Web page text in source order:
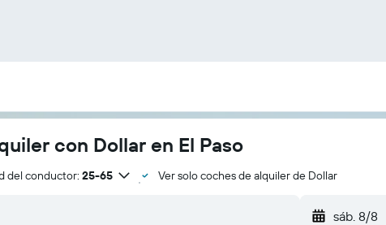
con Dollar en El Paso
del conductor: 25-65 Ver solo coches de alquiler de Dollar
sáb. 8/8